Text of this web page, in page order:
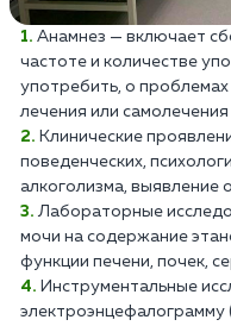
Анамнез — включает
частоте и количестве
употребить, о
лечения или самолечения
Клинические
поведенческих,
алкоголизма, выявление
Лабораторные
мочи на содержание
функции печени, почек,
Инструментальные